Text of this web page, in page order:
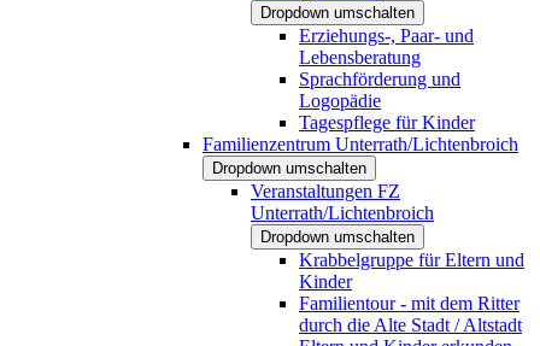
Dropdown umschalten
Erziehungs-, Paar- und
Lebensberatung
Sprachförderung und
Logopädie
Tagespflege für Kinder
Familienzentrum Unterrath/Lichtenbroich
Dropdown umschalten
Veranstaltungen FZ
Unterrath/Lichtenbroich
Dropdown umschalten
Krabbelgruppe für Eltern und
Kinder
Familientour - mit dem Ritter
durch die Alte Stadt / Altstadt